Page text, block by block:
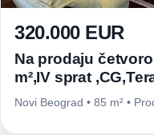
320.000 EUR
Na prodaju
m²,IV sprat
Novi Beograd • 85 m² •